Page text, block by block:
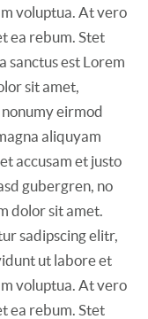
voluptua. At vero
ea rebum. Stet
sanctus est Lorem
sit amet,
eirmod
aliquyam
accusam et justo
gubergren, no
dolor sit amet.
sadipscing elitr,
ut labore et
voluptua. At vero
ea rebum. Stet